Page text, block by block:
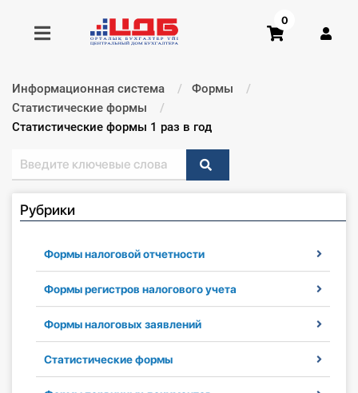
Получить консультацию
Главная ИС
Консультации
Правовая база
Библиотека бухгалтера
Инструменты
0
Информационная система
Формы
Статистические формы
Текущий:
Статистические формы 1 раз в год
Рубрики
Формы налоговой отчетности
Формы регистров налогового учета
Формы налоговых заявлений
Статистические формы